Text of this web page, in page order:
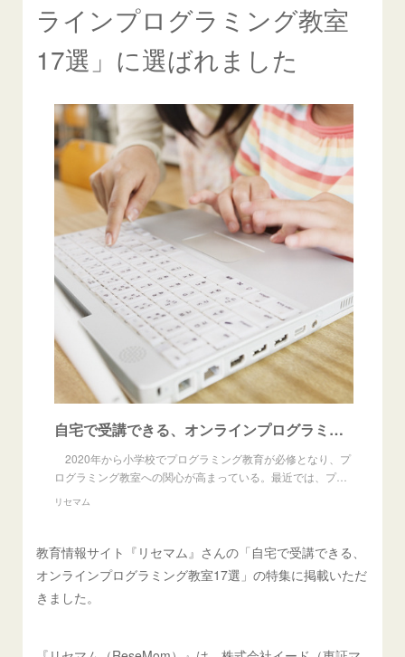
ラインプログラミング教室
17選」に選ばれました
自宅で受講できる、オンラインプログラミング教室17選 | リセマム
2020年から小学校でプログラミング教育が必修となり、プ
ログラミング教室への関心が高まっている。最近では、プ…
リセマム
教育情報サイト『リセマム』さんの「自宅で受講できる、
オンラインプログラミング教室17選」の特集に掲載いただ
きました。